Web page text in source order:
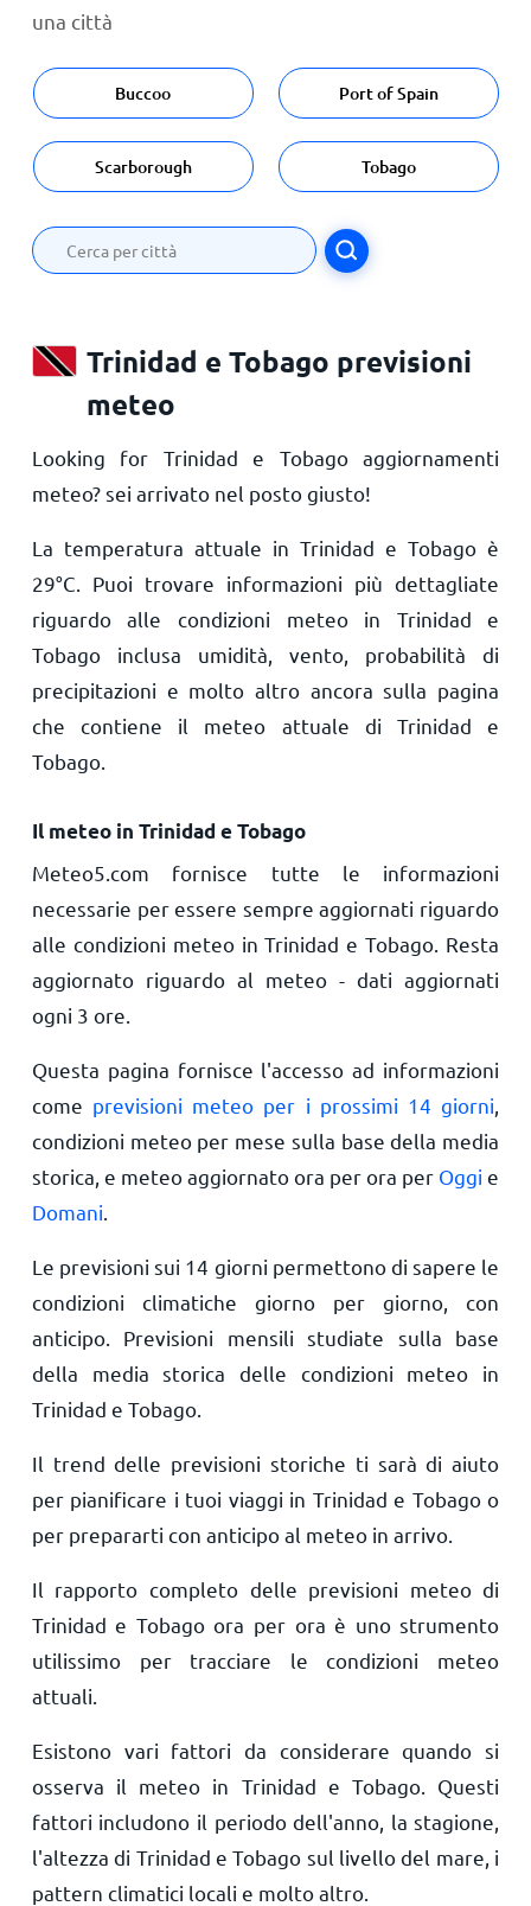
una città
Buccoo Port of Spain
Scarborough Tobago
Trinidad e Tobago previsioni
meteo
Looking for Trinidad e Tobago aggiornamenti
meteo? sei arrivato nel posto giusto!
La temperatura attuale in Trinidad e Tobago è
29°C . Puoi trovare informazioni più dettagliate
riguardo alle condizioni meteo in Trinidad e
Tobago inclusa umidità, vento, probabilità di
precipitazioni e molto altro ancora sulla pagina
che contiene il meteo attuale di Trinidad e
Tobago.
Il meteo in Trinidad e Tobago
Meteo5.com fornisce tutte le informazioni
necessarie per essere sempre aggiornati riguardo
alle condizioni meteo in Trinidad e Tobago. Resta
aggiornato riguardo al meteo - dati aggiornati
ogni 3 ore.
Questa pagina fornisce l'accesso ad informazioni
come previsioni meteo per i prossimi 14 giorni
condizioni meteo per mese sulla base della media
storica, e meteo aggiornato ora per ora per Oggi e
Domani
Le previsioni sui 14 giorni permettono di sapere le
condizioni climatiche giorno per giorno, con
anticipo. Previsioni mensili studiate sulla base
della media storica delle condizioni meteo in
Trinidad e Tobago.
Il trend delle previsioni storiche ti sarà di aiuto
per pianificare i tuoi viaggi in Trinidad e Tobago o
per prepararti con anticipo al meteo in arrivo.
Il rapporto completo delle previsioni meteo di
Trinidad e Tobago ora per ora è uno strumento
utilissimo per tracciare le condizioni meteo
attuali.
Esistono vari fattori da considerare quando si
osserva il meteo in Trinidad e Tobago. Questi
fattori includono il periodo dell'anno, la stagione,
l'altezza di Trinidad e Tobago sul livello del mare, i
pattern climatici locali e molto altro.